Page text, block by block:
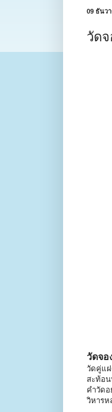
09 ธันว
วัด
วัดจ
วัดคู่แฝ
สะท้อ
คำวัด
วิหาร